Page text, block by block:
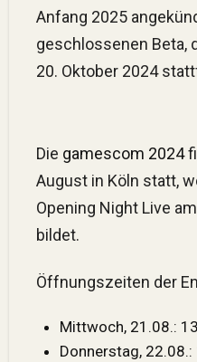
Anfang 2025
geschlossenen Beta,
20. Oktober 2024
Die gamescom 2024
August in Köln statt,
Opening Night Live
bildet.
Öffnungszeiten der
Mittwoch, 21.08.:
Donnerstag,